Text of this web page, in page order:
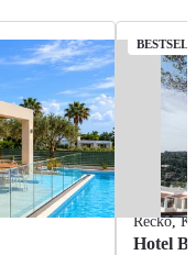
Řecko,
Hotel